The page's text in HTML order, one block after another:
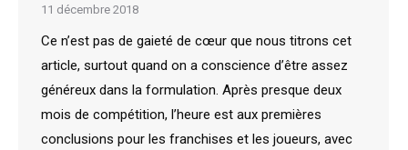
11 décembre 2018
Ce n’est pas de gaieté de cœur que nous titrons cet
article, surtout quand on a conscience d’être assez
généreux dans la formulation. Après presque deux
mois de compétition, l’heure est aux premières
conclusions pour les franchises et les joueurs, avec